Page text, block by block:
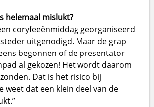
helemaal mislukt?
coryfeeënmiddag georganiseerd
uitgenodigd. Maar de grap
begonnen of de presentator
al gekozen! Het wordt daarom
Dat is het risico bij
weet dat een klein deel van de